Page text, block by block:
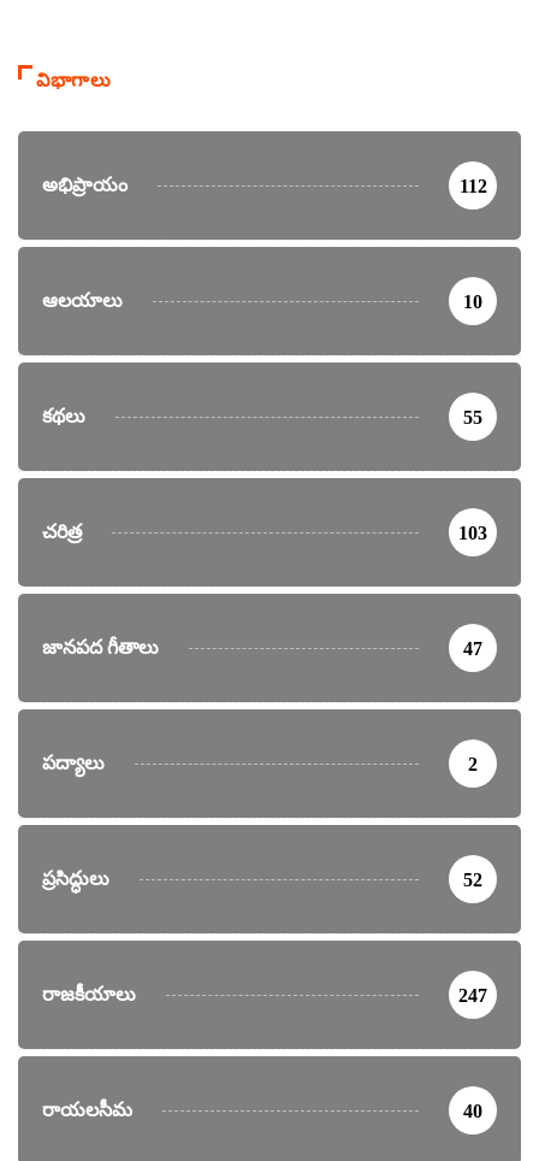
విభాగాలు
అభిప్రాయం 112
ఆలయాలు 10
కథలు 55
చరిత్ర 103
జానపద గీతాలు 47
పద్యాలు 2
ప్రసిద్ధులు 52
రాజకీయాలు 247
రాయలసీమ 40